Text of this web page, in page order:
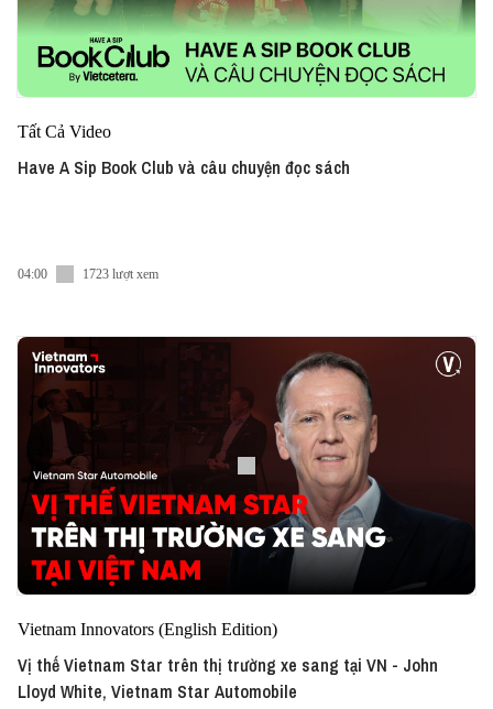
Tất Cả Video
Have A Sip Book Club và câu chuyện đọc sách
04:00 1723 lượt xem
Vietnam Innovators (English Edition)
Vị thế Vietnam Star trên thị trường xe sang tại VN - John
Lloyd White, Vietnam Star Automobile